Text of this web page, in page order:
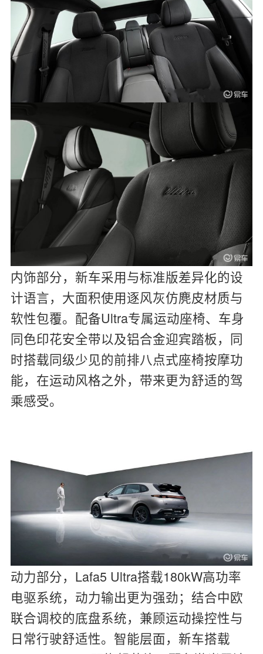
内饰部分，新车采用与标准版差异化的设
计语言，大面积使用逐风灰仿麂皮材质与
软性包覆。配备Ultra专属运动座椅、车身
同色印花安全带以及铝合金迎宾踏板，同
时搭载同级少见的前排八点式座椅按摩功
能，在运动风格之外，带来更为舒适的驾
乘感受。
动力部分，Lafa5 Ultra搭载180kW高功率
电驱系统，动力输出更为强劲；结合中欧
联合调校的底盘系统，兼顾运动操控性与
日常行驶舒适性。智能层面，新车搭载